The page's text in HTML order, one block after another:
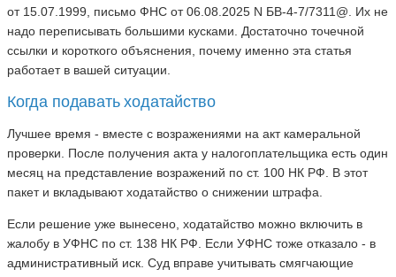
от 15.07.1999, письмо ФНС от 06.08.2025 N БВ-4-7/7311@. Их не
надо переписывать большими кусками. Достаточно точечной
ссылки и короткого объяснения, почему именно эта статья
работает в вашей ситуации.
Когда подавать ходатайство
Лучшее время - вместе с возражениями на акт камеральной
проверки. После получения акта у налогоплательщика есть один
месяц на представление возражений по ст. 100 НК РФ. В этот
пакет и вкладывают ходатайство о снижении штрафа.
Если решение уже вынесено, ходатайство можно включить в
жалобу в УФНС по ст. 138 НК РФ. Если УФНС тоже отказало - в
административный иск. Суд вправе учитывать смягчающие